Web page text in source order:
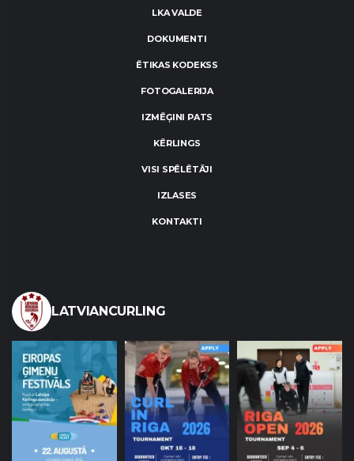
LKA VALDE
DOKUMENTI
ĒTIKAS KODEKSS
FOTOGALERIJA
IZMĒĢINI PATS
KĒRLINGS
VISI SPĒLĒTĀJI
IZLASES
KONTAKTI
LATVIANCURLING